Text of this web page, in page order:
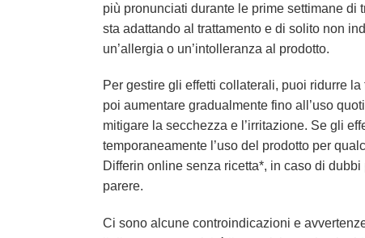
più pronunciati durante le prime settimane
sta adattando al trattamento e di solito non
un’allergia o un’intolleranza al prodotto.
Per gestire gli effetti collaterali, puoi ridurre
poi aumentare gradualmente fino all’uso
mitigare la secchezza e l’irritazione. Se gli
temporaneamente l’uso del prodotto per
Differin online senza ricetta*, in caso di
parere.
Ci sono alcune controindicazioni e